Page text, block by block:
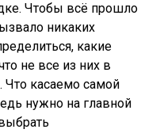
Чтобы всё прошло
никаких
какие
не все из них в
Что касаемо самой
нужно на главной